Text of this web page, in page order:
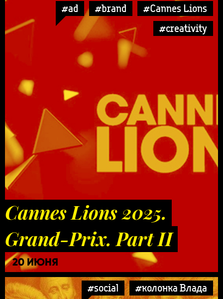
#ad #brand
#Cannes Lions
#creativity
Cannes Lions 2025.
Grand-Prix. Part II
20 ИЮНЯ
#social
#колонка Влада